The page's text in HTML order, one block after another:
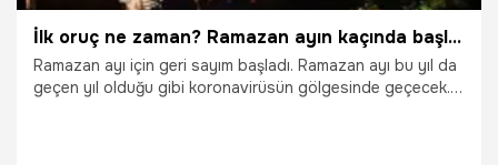
İlk oruç ne zaman? Ramazan ayın kaçında başlıyor? Oruç ne zaman başlıyor 2021?
Ramazan ayı için geri sayım başladı. Ramazan ayı bu yıl da
geçen yıl olduğu gibi koronavirüsün gölgesinde geçecek.